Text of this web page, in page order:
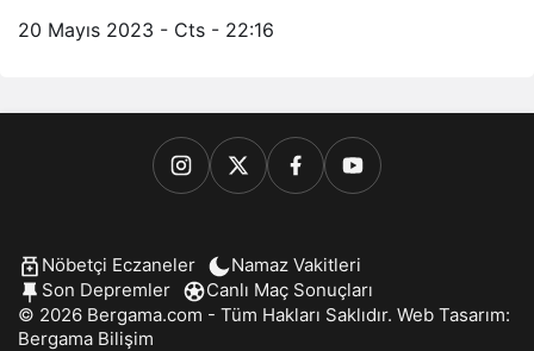
20 Mayıs 2023 - Cts - 22:16
Nöbetçi Eczaneler
Namaz Vakitleri
Son Depremler
Canlı Maç Sonuçları
© 2026 Bergama.com - Tüm Hakları Saklıdır. Web Tasarım:
Bergama Bilişim